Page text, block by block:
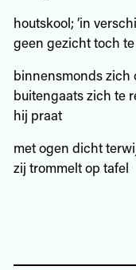
houtskool; ‘in
geen gezicht toch
binnensmonds zich
buitengaats zich te
hij praat
met ogen dicht
zij trommelt op tafel